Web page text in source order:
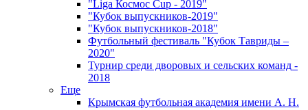
"Liga Космос Cup - 2019"
"Кубок выпускников-2019"
"Кубок выпускников-2018"
Футбольный фестиваль "Кубок Тавриды –
2020"
Турнир среди дворовых и сельских команд -
2018
Еще
Крымская футбольная академия имени А. Н.